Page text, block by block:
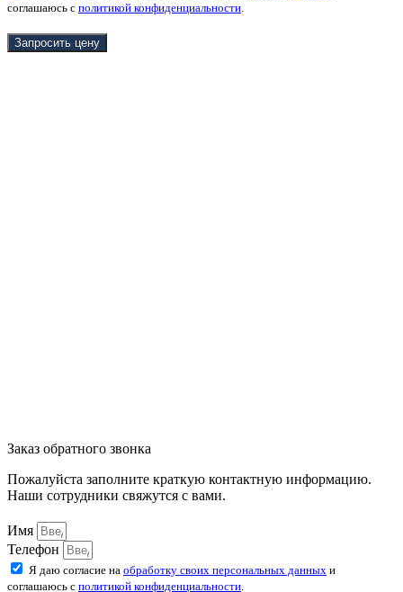
соглашаюсь с политикой конфиденциальности.
Запросить цену
Заказ обратного звонка
Пожалуйста заполните краткую контактную информацию.
Наши сотрудники свяжутся с вами.
Имя
Телефон
Я даю согласие на обработку своих персональных данных и
соглашаюсь с политикой конфиденциальности.